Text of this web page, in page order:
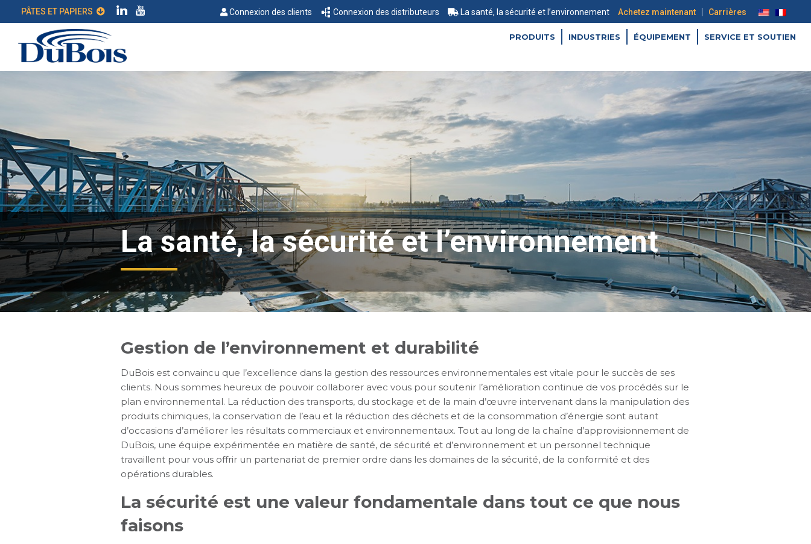
Connexion des clients Connexion des distributeurs La santé, la sécurité et l’environnement Achetez maintenant | Carrières
PRODUITS INDUSTRIES ÉQUIPEMENT SERVICE ET SOUTIEN
La santé, la sécurité et l’environnement
Gestion de l’environnement et durabilité
DuBois est convaincu que l’excellence dans la gestion des ressources environnementales est vitale pour le succès de ses
clients. Nous sommes heureux de pouvoir collaborer avec vous pour soutenir l’amélioration continue de vos procédés sur le
plan environnemental. La réduction des transports, du stockage et de la main d’œuvre intervenant dans la manipulation des
produits chimiques, la conservation de l’eau et la réduction des déchets et de la consommation d’énergie sont autant
d’occasions d’améliorer les résultats commerciaux et environnementaux. Tout au long de la chaîne d’approvisionnement de
DuBois, une équipe expérimentée en matière de santé, de sécurité et d’environnement et un personnel technique
travaillent pour vous offrir un partenariat de premier ordre dans les domaines de la sécurité, de la conformité et des
opérations durables.
La sécurité est une valeur fondamentale dans tout ce que nous
faisons